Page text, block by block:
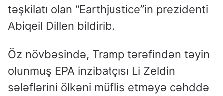
təşkilatı olan “Earthjustice”in prezidenti
Abiqeil Dillen bildirib.
Öz növbəsində, Tramp tərəfindən təyin
olunmuş EPA inzibatçısı Li Zeldin
sələflərini ölkəni müflis etməyə cəhddə